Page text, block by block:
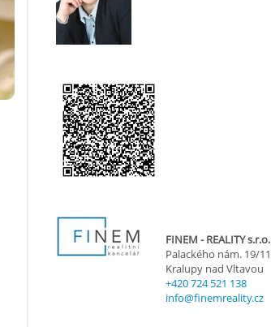
FINEM - REALITY s.r.o.
Palackého nám. 19/11
Kralupy nad Vltavou
+420 724 521 138
info@finemreality.cz